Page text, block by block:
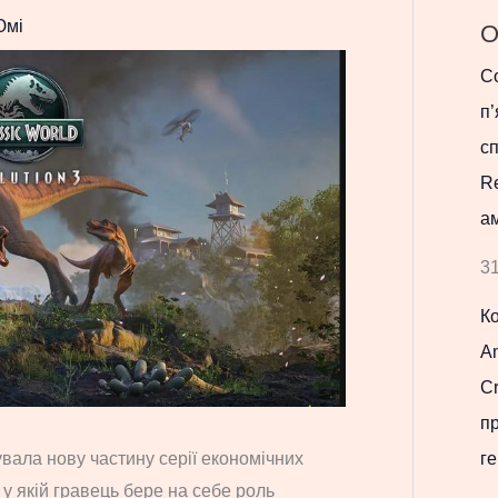
нову частину серії економічних
у якій гравець бере на себе роль